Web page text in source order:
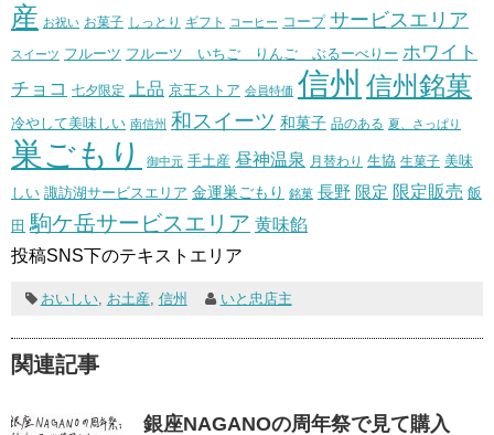
産 お祝い お菓子 しっとり ギフト コーヒー コープ サービスエリア
スイーツ フルーツ フルーツ いちご りんご ぶるーべりー ホワイト
チョコ 七夕限定 上品 京王ストア 会員特価 信州 信州銘菓
冷やして美味しい 南信州 和スイーツ 和菓子 品のある 夏、さっぱり
巣ごもり 御中元 手土産 昼神温泉 月替わり 生協 生菓子 美味
しい 諏訪湖サービスエリア 金運巣ごもり 銘菓 長野 限定 限定販売 飯
田 駒ケ岳サービスエリア 黄味餡
投稿SNS下のテキストエリア
おいしい, お土産 信州 いと忠店主
関連記事
銀座NAGANOの周年祭で見て購入